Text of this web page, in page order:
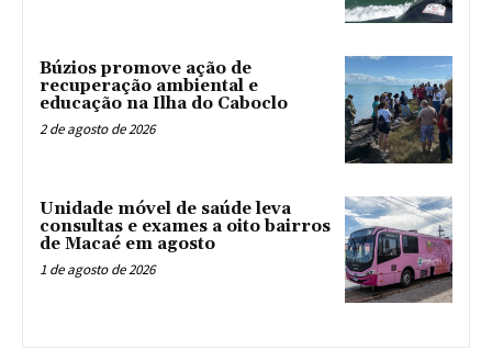
Búzios promove ação de
recuperação ambiental e
educação na Ilha do Caboclo
2 de agosto de 2026
Unidade móvel de saúde leva
consultas e exames a oito bairros
de Macaé em agosto
1 de agosto de 2026